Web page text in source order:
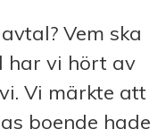
Vem ska
har vi hört av
Vi märkte att
boende hade